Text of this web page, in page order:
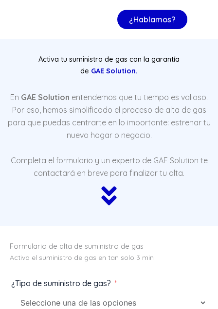
¿Hablamos?
Activa tu suministro de gas con la garantía
de GAE Solution.
En GAE Solution entendemos que tu tiempo es valioso.
Por eso, hemos simplificado el proceso de alta de gas
para que puedas centrarte en lo importante: estrenar tu
nuevo hogar o negocio.
Completa el formulario y un experto de GAE Solution te
contactará en breve para finalizar tu alta.
Formulario de alta de suministro de gas
Activa el suministro de gas en tan solo 3 min
¿Tipo de suministro de gas?